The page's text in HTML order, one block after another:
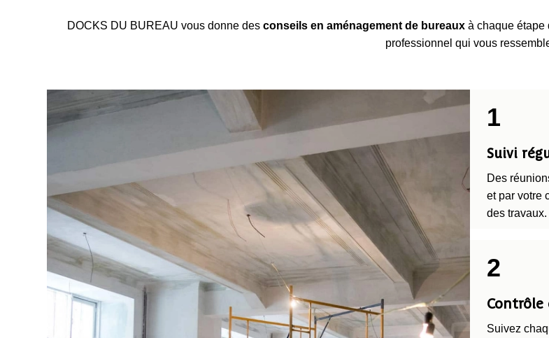
DOCKS DU BUREAU vous donne des conseils en aménagement de bureauxà chaque étape
professionnel qui vous
1
Suivi
Des
et par votre
des
2
Suivez